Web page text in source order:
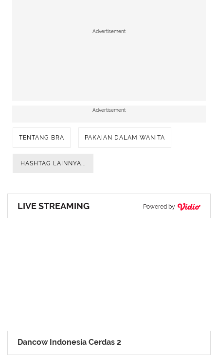
Advertisement
Advertisement
TENTANG BRA PAKAIAN DALAM WANITA
HASHTAG LAINNYA...
LIVE STREAMING Powered by
Dancow Indonesia Cerdas 2